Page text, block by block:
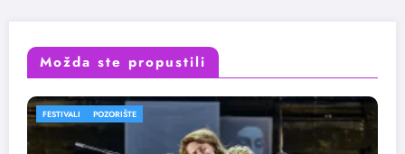
Možda ste propustili
FESTIVALI POZORIŠTE